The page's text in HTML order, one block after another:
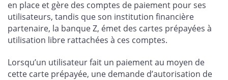
en place et gère des comptes de paiement pour ses
utilisateurs, tandis que son institution financière
partenaire, la banque Z, émet des cartes prépayées à
utilisation libre rattachées à ces comptes.
Lorsqu’un utilisateur fait un paiement au moyen de
cette carte prépayée, une demande d’autorisation de